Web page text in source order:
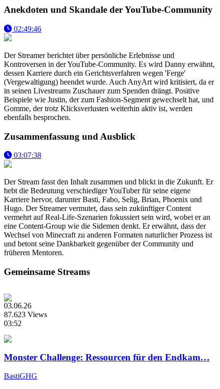
Anekdoten und Skandale der YouTube-Community
02:49:46
Der Streamer berichtet über persönliche Erlebnisse und
Kontroversen in der YouTube-Community. Es wird Danny erwähnt,
dessen Karriere durch ein Gerichtsverfahren wegen 'Ferge'
(Vergewaltigung) beendet wurde. Auch AnyArt wird kritisiert, da er
in seinen Livestreams Zuschauer zum Spenden drängt. Positive
Beispiele wie Justin, der zum Fashion-Segment gewechselt hat, und
Gomme, der trotz Klicksverlusten weiterhin aktiv ist, werden
ebenfalls besprochen.
Zusammenfassung und Ausblick
03:07:38
Der Stream fasst den Inhalt zusammen und blickt in die Zukunft. Er
hebt die Bedeutung verschiediger YouTuber für seine eigene
Karriere hervor, darunter Basti, Fabo, Selig, Brian, Phoenix und
Hugo. Der Streamer vermutet, dass sein zukünftiger Content
vermehrt auf Real-Life-Szenarien fokussiert sein wird, wobei er an
eine Content-Group wie die Sidemen denkt. Er erwähnt, dass der
Wechsel von Minecraft zu anderen Formaten naturlicher Prozess ist
und betont seine Dankbarkeit gegenüber der Community und
früheren Mentoren.
Gemeinsame Streams
03.06.26
87.623 Views
03:52
Monster Challenge: Ressourcen für den Endkam…
BastiGHG